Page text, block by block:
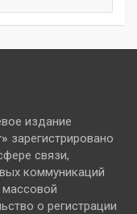
издание
зарегистрировано
связи,
коммуникаций
о регистрации